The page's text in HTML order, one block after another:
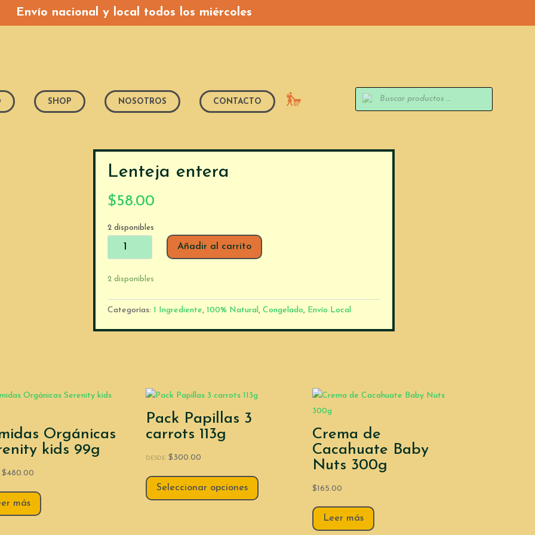
Envío nacional y local todos los miércoles
SHOP NOSOTROS CONTACTO
Lenteja entera
$58.00
2 disponibles
Lenteja
Añadir al carrito
2 disponibles
Categorías: 1 Ingrediente, 100% Natural , Congelado, Envío Local
Orgánicas
kids 99g
$480.00
más
Pack Papillas 3
carrots 113g
DESDE:$300.00
Seleccionar opciones
Crema de
Cacahuate Baby
Nuts 300g
$165.00
Leer más